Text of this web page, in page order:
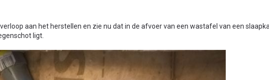
aan het herstellen en zie nu dat in de afvoer van een wastafel van een
ligt.